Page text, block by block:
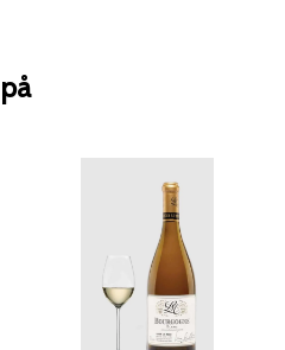
for Lucien Le Moine-
følger
flint og en næsten
kontakt
en kompleks duft af
krydderier.
er vinen massiv og
samtidig en fænomenal